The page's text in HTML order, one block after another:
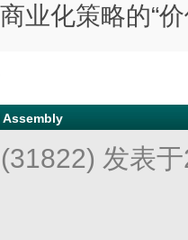
业化策略的“
Assembly
(31822) 发表